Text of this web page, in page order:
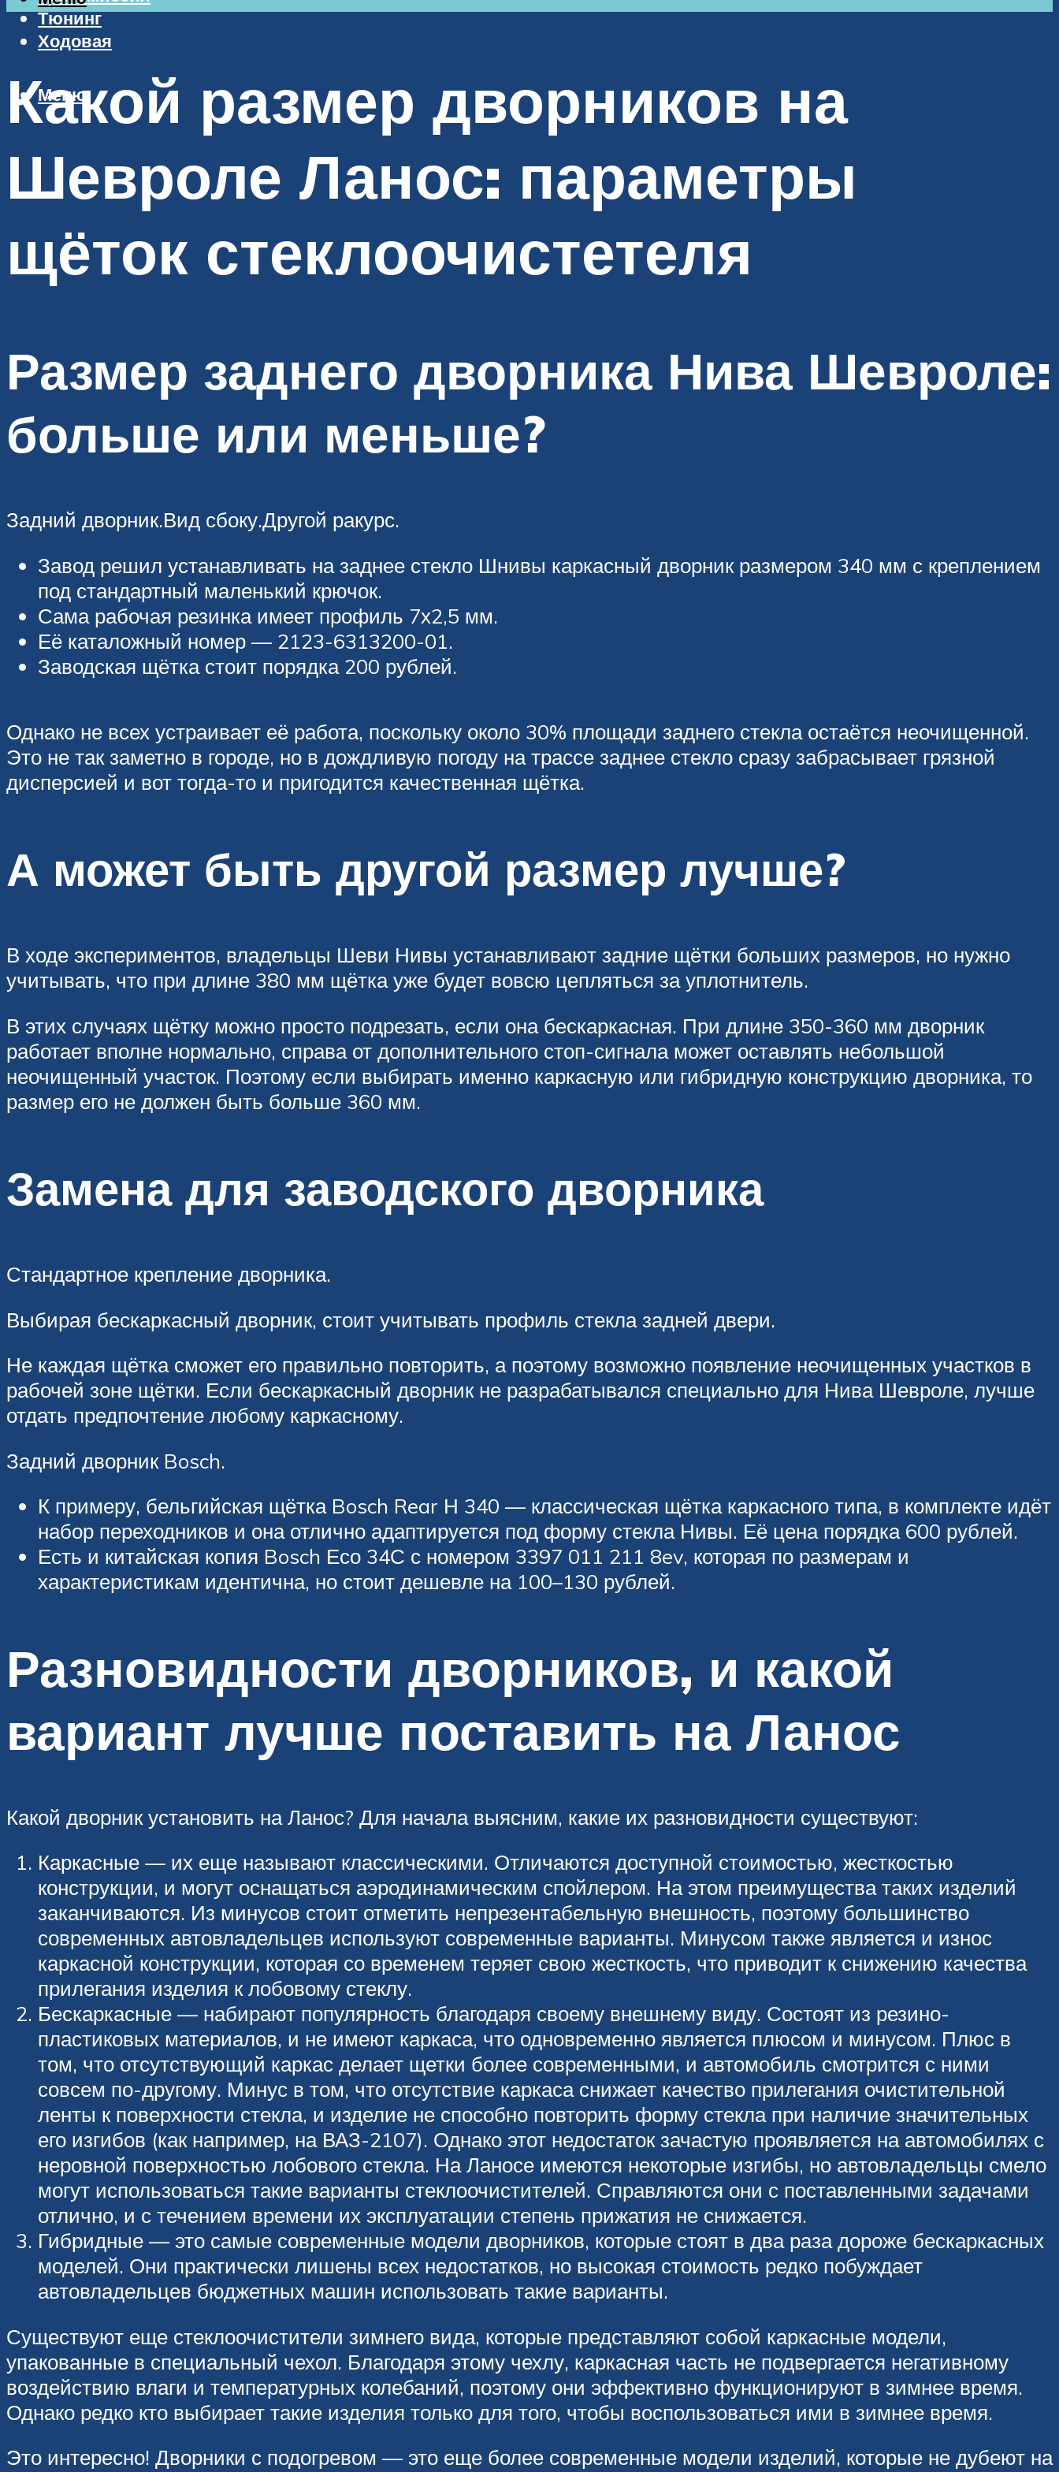
Тюнинг
Ходовая
Меню
Какой размер дворников на
Шевроле Ланос: параметры
щёток стеклоочистетеля
Размер заднего дворника Нива Шевроле:
больше или меньше?
Задний дворник.Вид сбоку.Другой ракурс.
Завод решил устанавливать на заднее стекло Шнивы каркасный дворник размером 340 мм с креплением
под стандартный маленький крючок.
Сама рабочая резинка имеет профиль 7х2,5 мм.
Её каталожный номер — 2123-6313200-01.
Заводская щётка стоит порядка 200 рублей.
Однако не всех устраивает её работа, поскольку около 30% площади заднего стекла остаётся неочищенной.
Это не так заметно в городе, но в дождливую погоду на трассе заднее стекло сразу забрасывает грязной
дисперсией и вот тогда-то и пригодится качественная щётка.
А может быть другой размер лучше?
В ходе экспериментов, владельцы Шеви Нивы устанавливают задние щётки больших размеров, но нужно
учитывать, что при длине 380 мм щётка уже будет вовсю цепляться за уплотнитель.
В этих случаях щётку можно просто подрезать, если она бескаркасная. При длине 350-360 мм дворник
работает вполне нормально, справа от дополнительного стоп-сигнала может оставлять небольшой
неочищенный участок. Поэтому если выбирать именно каркасную или гибридную конструкцию дворника, то
размер его не должен быть больше 360 мм.
Замена для заводского дворника
Стандартное крепление дворника.
Выбирая бескаркасный дворник, стоит учитывать профиль стекла задней двери.
Не каждая щётка сможет его правильно повторить, а поэтому возможно появление неочищенных участков в
рабочей зоне щётки. Если бескаркасный дворник не разрабатывался специально для Нива Шевроле, лучше
отдать предпочтение любому каркасному.
Задний дворник Bosch.
К примеру, бельгийская щётка Bosch Rear Н 340 — классическая щётка каркасного типа, в комплекте идёт
набор переходников и она отлично адаптируется под форму стекла Нивы. Её цена порядка 600 рублей.
Есть и китайская копия Bosch Есо 34С с номером 3397 011 211 8ev, которая по размерам и
характеристикам идентична, но стоит дешевле на 100–130 рублей.
Разновидности дворников, и какой
вариант лучше поставить на Ланос
Какой дворник установить на Ланос? Для начала выясним, какие их разновидности существуют:
Каркасные — их еще называют классическими. Отличаются доступной стоимостью, жесткостью
конструкции, и могут оснащаться аэродинамическим спойлером. На этом преимущества таких изделий
заканчиваются. Из минусов стоит отметить непрезентабельную внешность, поэтому большинство
современных автовладельцев используют современные варианты. Минусом также является и износ
каркасной конструкции, которая со временем теряет свою жесткость, что приводит к снижению качества
прилегания изделия к лобовому стеклу.
Бескаркасные — набирают популярность благодаря своему внешнему виду. Состоят из резино-
пластиковых материалов, и не имеют каркаса, что одновременно является плюсом и минусом. Плюс в
том, что отсутствующий каркас делает щетки более современными, и автомобиль смотрится с ними
совсем по-другому. Минус в том, что отсутствие каркаса снижает качество прилегания очистительной
ленты к поверхности стекла, и изделие не способно повторить форму стекла при наличие значительных
его изгибов (как например, на ВАЗ-2107). Однако этот недостаток зачастую проявляется на автомобилях с
неровной поверхностью лобового стекла. На Ланосе имеются некоторые изгибы, но автовладельцы смело
могут использоваться такие варианты стеклоочистителей. Справляются они с поставленными задачами
отлично, и с течением времени их эксплуатации степень прижатия не снижается.
Гибридные — это самые современные модели дворников, которые стоят в два раза дороже бескаркасных
моделей. Они практически лишены всех недостатков, но высокая стоимость редко побуждает
автовладельцев бюджетных машин использовать такие варианты.
Существуют еще стеклоочистители зимнего вида, которые представляют собой каркасные модели,
упакованные в специальный чехол. Благодаря этому чехлу, каркасная часть не подвергается негативному
воздействию влаги и температурных колебаний, поэтому они эффективно функционируют в зимнее время.
Однако редко кто выбирает такие изделия только для того, чтобы воспользоваться ими в зимнее время.
Это интересно! Дворники с подогревом — это еще более современные модели изделий, которые не дубеют на